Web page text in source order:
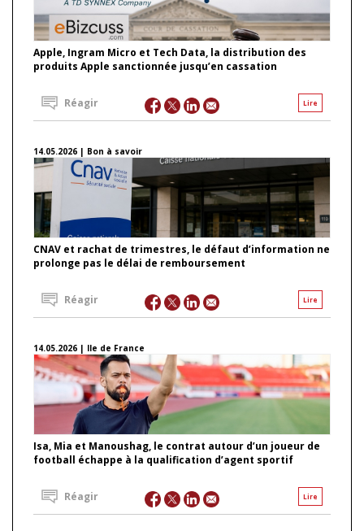
Apple, Ingram Micro et Tech Data, la distribution des
produits Apple sanctionnée jusqu’en cassation
Lire
Réagir
14.05.2026 | Bon à savoir
CNAV et rachat de trimestres, le défaut d’information ne
prolonge pas le délai de remboursement
Lire
Réagir
14.05.2026 | Ile de France
Isa, Mia et Manoushag, le contrat autour d’un joueur de
football échappe à la qualification d’agent sportif
Lire
Réagir